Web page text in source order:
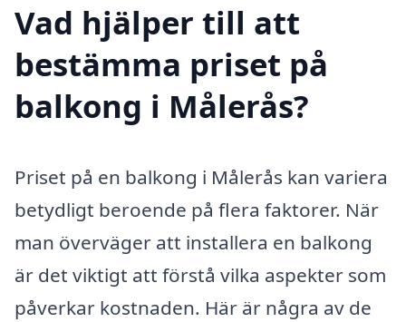
Vad hjälper till att
bestämma priset på
balkong i Målerås?
Priset på en balkong i Målerås kan variera
betydligt beroende på flera faktorer. När
man överväger att installera en balkong
är det viktigt att förstå vilka aspekter som
påverkar kostnaden. Här är några av de